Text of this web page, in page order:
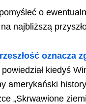
o
najbliższą
oznacza
powiedział kiedyś
amerykański
„Skrwawione